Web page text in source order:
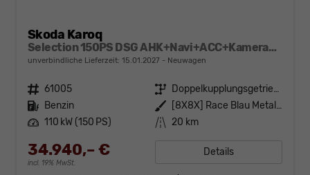
Skoda Karoq
Selection 150PS DSG AHK+Navi+ACC+Kamera+Kessy+Sitzheizung+GV5+Ambiente
unverbindliche Lieferzeit: 15.01.2027 Neuwagen
Fahrzeugnr. 61005 Getriebe
Doppelkupplungsgetriebe (DSG)
Kraftstoff Benzin Außenfarbe
[8X8X] Race Blau Metallic
Leistung 110 kW (150 PS) Kilometerstand 20 km
34.940,– €
incl. 19% MwSt.
Details